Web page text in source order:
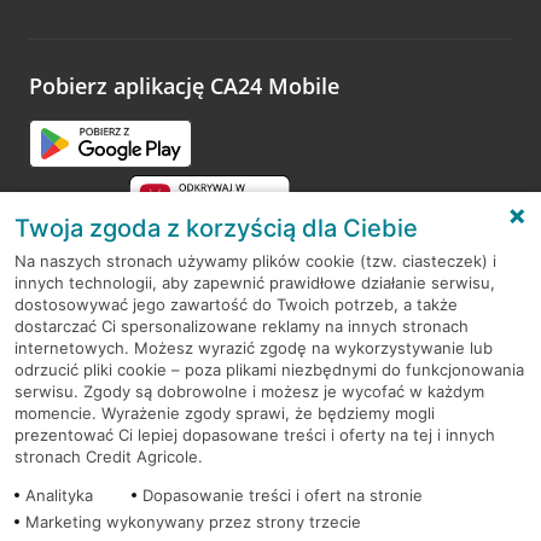
opinie.
Pobierz aplikację CA24 Mobile
RODO
Regulamin serwisu
Mapa serwisu
PolitykaCookies
Twoja zgoda z korzyścią dla Ciebie
Na naszych stronach używamy plików cookie (tzw. ciasteczek) i
innych technologii, aby zapewnić prawidłowe działanie serwisu,
dostosowywać jego zawartość do Twoich potrzeb, a także
dostarczać Ci spersonalizowane reklamy na innych stronach
internetowych. Możesz wyrazić zgodę na wykorzystywanie lub
odrzucić pliki cookie – poza plikami niezbędnymi do funkcjonowania
serwisu. Zgody są dobrowolne i możesz je wycofać w każdym
momencie. Wyrażenie zgody sprawi, że będziemy mogli
prezentować Ci lepiej dopasowane treści i oferty na tej i innych
stronach Credit Agricole.
Analityka
Dopasowanie treści i ofert na stronie
Marketing wykonywany przez strony trzecie